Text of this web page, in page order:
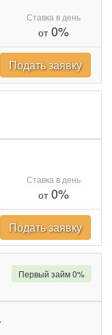
Ставка в день
от0%
Подать заявку
Ставка в день
от0%
Подать заявку
Первый займ 0%